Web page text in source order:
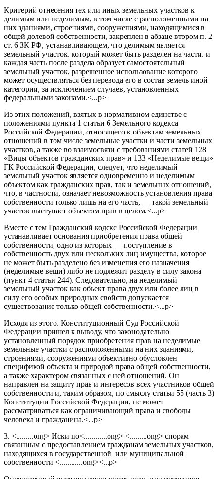
Критерий отнесения тех или иных земельных участков к
делимым или неделимым, в том числе с расположенными на
них зданиями, строениями, сооружениями, находящимися в
общей долевой собственности, закреплен в абзаце втором п. 2
ст. 6 ЗК РФ, устанавливающем, что делимым является
земельный участок, который может быть разделен на части, и
каждая часть после раздела образует самостоятельный
земельный участок, разрешенное использование которого
может осуществляться без перевода его в состав земель иной
категории, за исключением случаев, установленных
федеральными законами.<...p>
Из этих положений, взятых в нормативном единстве с
положениями пункта 1 статьи 6 Земельного кодекса
Российской Федерации, относящего к объектам земельных
отношений в том числе земельные участки и части земельных
участков, а также во взаимосвязи с требованиями статей 128
«Виды объектов гражданских прав» и 133 «Неделимые вещи»
ГК Российской Федерации, следует, что неделимый
земельный участок является одновременно и неделимым
объектом как гражданских прав, так и земельных отношений,
что, в частности, означает невозможность установления права
собственности только лишь на его часть, — такой земельный
участок выступает объектом прав в целом.<...p>
Вместе с тем Гражданский кодекс Российской Федерации
устанавливает основания приобретения права общей
собственности, одно из которых — поступление в
собственность двух или нескольких лиц имущества, которое
не может быть разделено без изменения его назначения
(неделимые вещи) либо не подлежит разделу в силу закона
(пункт 4 статьи 244). Следовательно, на неделимый
земельный участок как объект права двух или более лиц в
силу его особых природных свойств допускается
существование только общей собственности.<...p>
Исходя из этого, Конституционный Суд Российской
Федерации пришел к выводу, что законодательно
установленный порядок приобретения прав на неделимые
земельные участки с расположенными на них зданиями,
строениями, сооружениями объективно обусловлен
спецификой объекта и природой права общей собственности,
а также характером связанных с ней отношений. Он
направлен на защиту прав и интересов всех участников общей
собственности и, таким образом, по смыслу статьи 55 (часть 3)
Конституции Российской Федерации, не может
рассматриваться как ограничивающий права и свободы
человека и гражданина.<...p>
3. <.........ong> Иски по<............ong> <.........ong> спорам
связанным с предоставлением гражданам земельных участков,
находящихся в государственной или муниципальной
собственности.<............ong><...p>